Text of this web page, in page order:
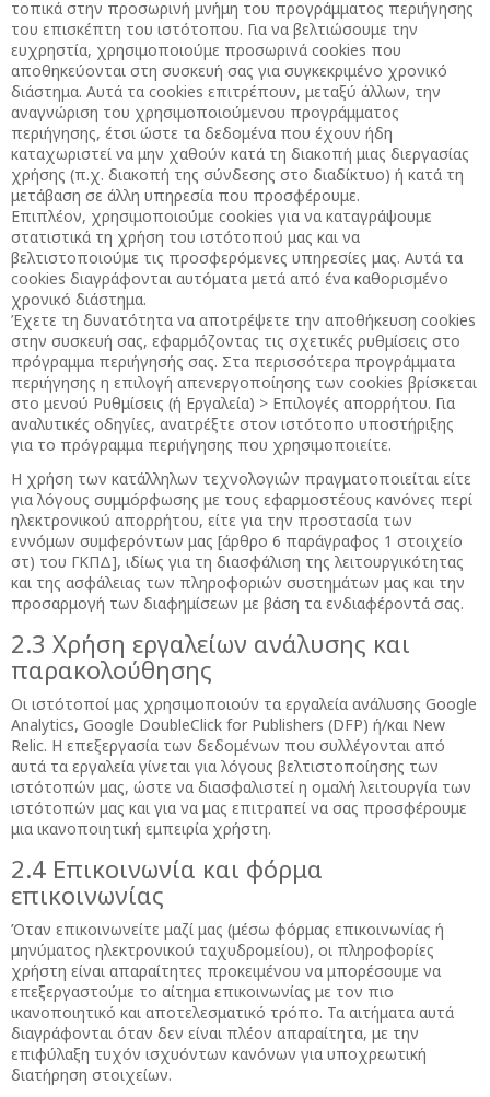
τοπικά στην προσωρινή μνήμη του προγράμματος περιήγησης
του επισκέπτη του ιστότοπου. Για να βελτιώσουμε την
ευχρηστία, χρησιμοποιούμε προσωρινά cookies που
αποθηκεύονται στη συσκευή σας για συγκεκριμένο χρονικό
διάστημα. Αυτά τα cookies επιτρέπουν, μεταξύ άλλων, την
αναγνώριση του χρησιμοποιούμενου προγράμματος
περιήγησης, έτσι ώστε τα δεδομένα που έχουν ήδη
καταχωριστεί να μην χαθούν κατά τη διακοπή μιας διεργασίας
χρήσης (π.χ. διακοπή της σύνδεσης στο διαδίκτυο) ή κατά τη
μετάβαση σε άλλη υπηρεσία που προσφέρουμε.
Επιπλέον, χρησιμοποιούμε cookies για να καταγράψουμε
στατιστικά τη χρήση του ιστότοπού μας και να
βελτιστοποιούμε τις προσφερόμενες υπηρεσίες μας. Αυτά τα
cookies διαγράφονται αυτόματα μετά από ένα καθορισμένο
χρονικό διάστημα.
Έχετε τη δυνατότητα να αποτρέψετε την αποθήκευση cookies
στην συσκευή σας, εφαρμόζοντας τις σχετικές ρυθμίσεις στο
πρόγραμμα περιήγησής σας. Στα περισσότερα προγράμματα
περιήγησης η επιλογή απενεργοποίησης των cookies βρίσκεται
στο μενού Ρυθμίσεις (ή Εργαλεία) > Επιλογές απορρήτου. Για
αναλυτικές οδηγίες, ανατρέξτε στον ιστότοπο υποστήριξης
για το πρόγραμμα περιήγησης που χρησιμοποιείτε.
Η χρήση των κατάλληλων τεχνολογιών πραγματοποιείται είτε
για λόγους συμμόρφωσης με τους εφαρμοστέους κανόνες περί
ηλεκτρονικού απορρήτου, είτε για την προστασία των
εννόμων συμφερόντων μας [άρθρο 6 παράγραφος 1 στοιχείο
στ) του ΓΚΠΔ], ιδίως για τη διασφάλιση της λειτουργικότητας
και της ασφάλειας των πληροφοριών συστημάτων μας και την
προσαρμογή των διαφημίσεων με βάση τα ενδιαφέροντά σας.
2.3 Χρήση εργαλείων ανάλυσης και
παρακολούθησης
Οι ιστότοποί μας χρησιμοποιούν τα εργαλεία ανάλυσης Google
Analytics, Google DoubleClick for Publishers (DFP) ή/και New
Relic. Η επεξεργασία των δεδομένων που συλλέγονται από
αυτά τα εργαλεία γίνεται για λόγους βελτιστοποίησης των
ιστότοπών μας, ώστε να διασφαλιστεί η ομαλή λειτουργία των
ιστότοπών μας και για να μας επιτραπεί να σας προσφέρουμε
μια ικανοποιητική εμπειρία χρήστη.
2.4 Επικοινωνία και φόρμα
επικοινωνίας
Όταν επικοινωνείτε μαζί μας (μέσω φόρμας επικοινωνίας ή
μηνύματος ηλεκτρονικού ταχυδρομείου), οι πληροφορίες
χρήστη είναι απαραίτητες προκειμένου να μπορέσουμε να
επεξεργαστούμε το αίτημα επικοινωνίας με τον πιο
ικανοποιητικό και αποτελεσματικό τρόπο. Τα αιτήματα αυτά
διαγράφονται όταν δεν είναι πλέον απαραίτητα, με την
επιφύλαξη τυχόν ισχυόντων κανόνων για υποχρεωτική
διατήρηση στοιχείων.